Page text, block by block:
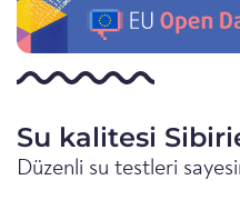
Su kalitesi
Düzenli su testleri